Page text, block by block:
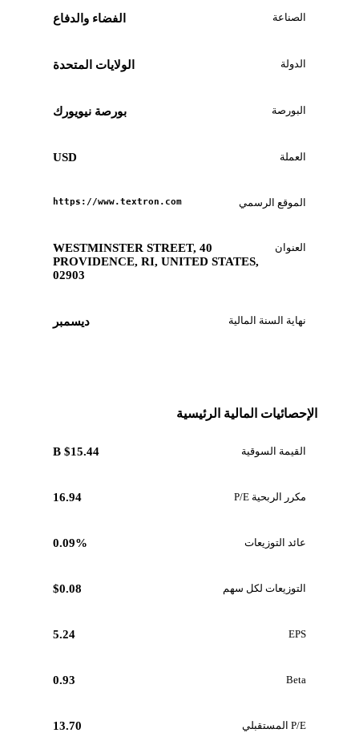
الصناعة الفضاء والدفاع
الدولة الولايات المتحدة
البورصة بورصة نيويورك
العملة USD
الموقع الرسمي https://www.textron.com
العنوان
40 WESTMINSTER STREET,
PROVIDENCE, RI, UNITED STATES,
02903
نهاية السنة المالية ديسمبر
الإحصائيات المالية الرئيسية
القيمة السوقية $15.44 B
مكرر الربحية P/E 16.94
عائد التوزيعات 0.09%
التوزيعات لكل سهم $0.08
EPS
5.24
Beta
0.93
P/E المستقبلي 13.70